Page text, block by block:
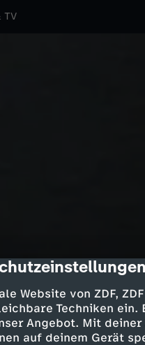
Website von ZDF,
Techniken
Angebot. Mit
auf deinem Gerät
TV
06.10.2011 ZDF
Blockpartei LDPD
in der